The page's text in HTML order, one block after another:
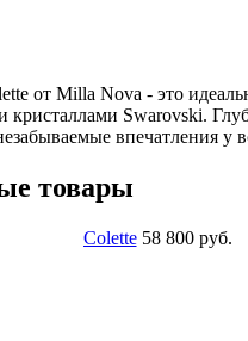
от Milla Nova - это
Swarovski.
впечатления у
товары